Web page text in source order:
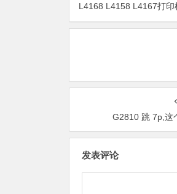
L4168 L4158 L4167打印
废墨清零软件
G2810 跳 7p,这
发表评论